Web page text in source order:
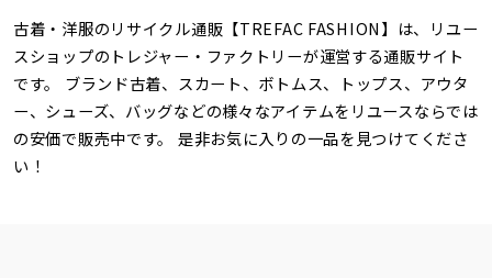
古着・洋服のリサイクル通販【TREFAC FASHION】は、リユー
スショップのトレジャー・ファクトリーが運営する通販サイト
です。 ブランド古着、スカート、ボトムス、トップス、アウタ
ー、シューズ、バッグなどの様々なアイテムをリユースならでは
の安価で販売中です。 是非お気に入りの一品を見つけてくださ
い！